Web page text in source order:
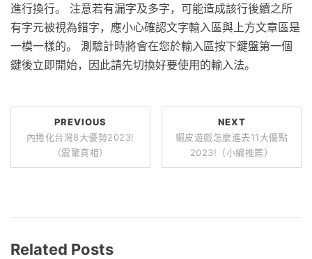
進行換行。 注意若有漏字及多字，可能造成該行後續之所
有字元被視為錯字，應小心確認文字輸入區與上方文章區是
一模一樣的。 測驗計時將會在您於輸入區按下鍵盤第一個
鍵後立即開始，因此請先切換好要使用的輸入法。
PREVIOUS
內捲化台灣8大優勢2023!
（震驚真相）
NEXT
蝦皮遊戲怎麼進去11大優點
2023!（小編推薦）
Related Posts